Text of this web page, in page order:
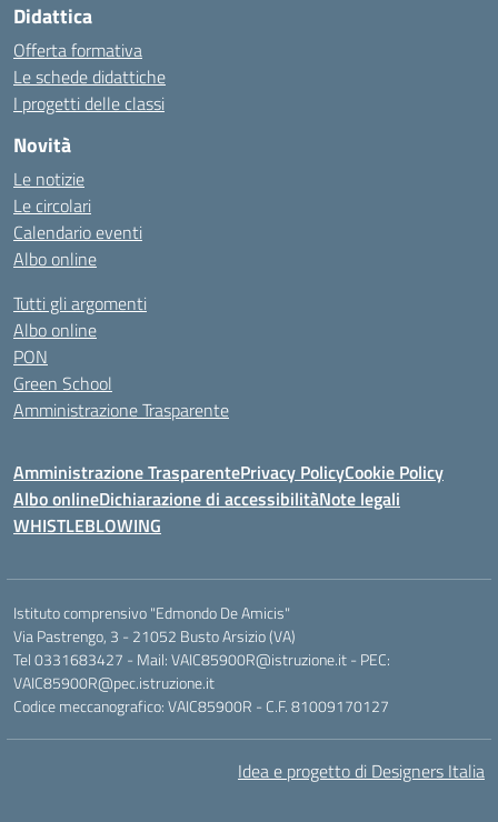
Didattica
Offerta formativa
Le schede didattiche
I progetti delle classi
Novità
Le notizie
Le circolari
Calendario eventi
Albo online
Tutti gli argomenti
Albo online
PON
Green School
Amministrazione Trasparente
Amministrazione TrasparentePrivacy PolicyCookie Policy
Albo onlineDichiarazione di accessibilitàNote legali
WHISTLEBLOWING
Istituto comprensivo "Edmondo De Amicis"
Via Pastrengo, 3 - 21052 Busto Arsizio (VA)
Tel 0331683427 - Mail: VAIC85900R@istruzione.it - PEC:
VAIC85900R@pec.istruzione.it
Codice meccanografico: VAIC85900R - C.F. 81009170127
Idea e progetto di Designers Italia